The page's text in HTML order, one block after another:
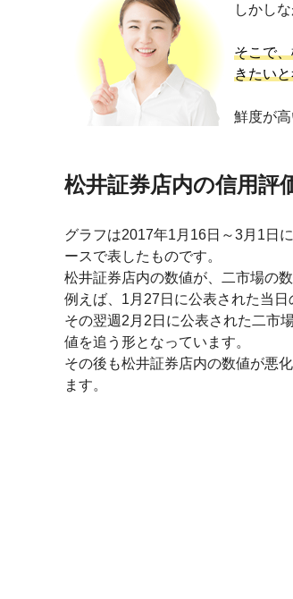
しかし
そこで
きたい
鮮度が
松井証券店内の信用評
グラフは2017年1月16日～3月1日
ースで表したものです。
松井証券店内の数値が、二市場の
例えば、1月27日に公表された当日
その翌週2月2日に公表された二市
値を追う形となっています。
その後も松井証券店内の数値が悪
ます。